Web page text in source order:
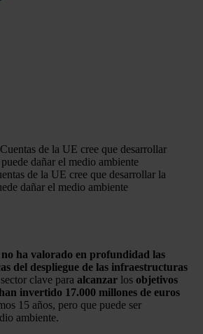
de la UE cree que desarrollar la
dañar el medio ambiente
no ha valorado en profundidad las
del despliegue de las infraestructuras
clave para alcanzar los objetivos
han invertido 17.000 millones de euros
15 años, pero que puede ser
ambiente.